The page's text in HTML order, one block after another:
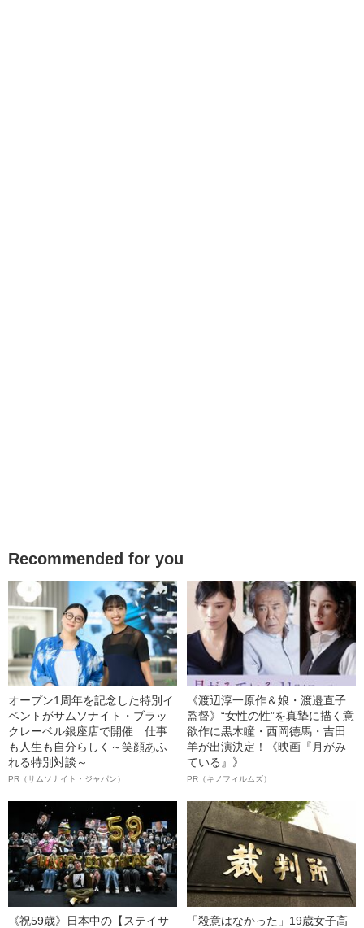
Recommended for you
オープン1周年を記念した特別イ
ベントがサムソナイト・ブラッ
クレーベル銀座店で開催 仕事
も人生も自分らしく～笑顔あふ
れる特別対談～
PR（サムソナイト・ジャパン）
《渡辺淳一原作＆娘・渡邉直子
監督》“女性の性”を真摯に描く意
欲作に黒木瞳・西岡德馬・吉田
羊が出演決定！《映画『月がみ
ている』》
PR（キノフィルムズ）
《祝59歳》日本中の【ステイサ
「殺意はなかった」19歳女子高